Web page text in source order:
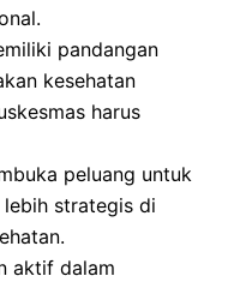
pandangan
kesehatan
harus
peluang untuk
strategis di
aktif dalam